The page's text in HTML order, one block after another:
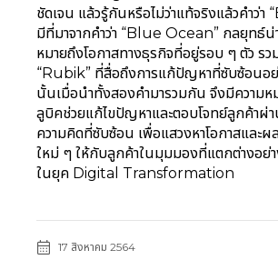
ชัดเจน แล้วรู้กันหรือไม่ว่าแท้จริงแล้วคำว่า
มีที่มาจากคำว่า “Blue Ocean” กลยุทธ์น่
หมายถึงโอกาสทางธุรกิจที่อยู่รอบ ๆ ตัว รว
“Rubik” ที่สื่อถึงการแก้ปัญหาที่ซับซ้อนอ
นั้นเมื่อนำทั้งสองคำมารวมกัน จึงมีความห
ลูบิคช่วยแก้ไขปัญหาและตอบโจทย์ลูกค้าผ่า
ความคิดที่ซับซ้อน เพื่อแสวงหาโอกาสและผ
ใหม่ ๆ ให้กับลูกค้าในมุมมองที่แตกต่างอย่
ในยุค Digital Transformation
17 สิงหาคม 2564